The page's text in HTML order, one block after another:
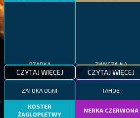
CZYTAJ WIĘCEJ CZYTAJ WIĘCEJ
ZATOKA OGNI
KOSTER
ŻAGLOPŁETWY
TAHOE
NERKA CZERWONA